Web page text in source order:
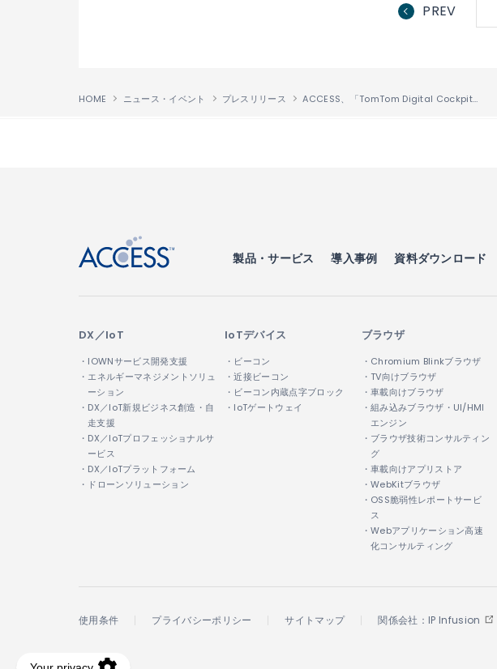
PREV
HOME ニュース・イベント プレスリリース ACCESS、「TomTom Digital Cockpit」に統合した 「ACCESS Twine™ for Car」を用いて、 次世代車載インフォテインメントサービスを「CES 2024」にて披露
製品・サービス 導入事例 資料ダウンロード
DX／IoT
・IOWNサービス開発支援
・エネルギーマネジメントソリュ
ーション
・DX／IoT新規ビジネス創造・自
走支援
・DX／IoTプロフェッショナルサ
ービス
・DX／IoTプラットフォーム
・ドローンソリューション
IoTデバイス
・ビーコン
・近接ビーコン
・ビーコン内蔵点字ブロック
・IoTゲートウェイ
ブラウザ
・Chromium Blinkブラウザ
・TV向けブラウザ
・車載向けブラウザ
・組み込みブラウザ・UI/HMI
エンジン
・ブラウザ技術コンサルティン
グ
・車載向けアプリストア
・WebKitブラウザ
・OSS脆弱性レポートサービ
ス
・Webアプリケーション高速
化コンサルティング
使用条件 プライバシーポリシー サイトマップ 関係会社：IP Infusion